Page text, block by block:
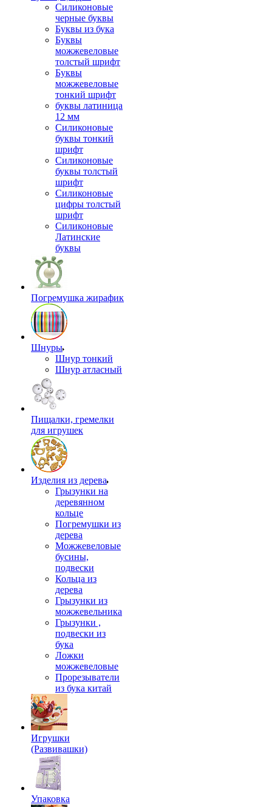
Силиконовые
черные буквы
Буквы из бука
Буквы
можжевеловые
толстый шрифт
Буквы
можжевеловые
тонкий шрифт
буквы латиница
12 мм
Силиконовые
буквы тонкий
шрифт
Силиконовые
буквы толстый
шрифт
Силиконовые
цифры толстый
шрифт
Силиконовые
Латинские
буквы
Погремушка жирафик
Шнуры
Шнур тонкий
Шнур атласный
Пищалки, гремелки
для игрушек
Изделия из дерева
Грызунки на
деревянном
кольце
Погремушки из
дерева
Можжевеловые
бусины,
подвески
Кольца из
дерева
Грызунки из
можжевельника
Грызунки ,
подвески из
бука
Ложки
можжевеловые
Прорезыватели
из бука китай
Игрушки
(Развивашки)
Упаковка